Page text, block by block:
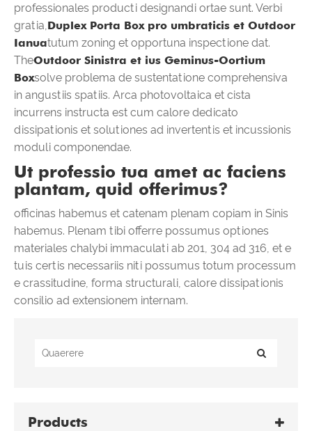
professionales producti designandi ortae sunt. Verbi
gratia, Duplex Porta Box pro umbraticis et Outdoor
Ianuatutum zoning et opportuna inspectione dat.
TheOutdoor Sinistra et ius Geminus-Oortium
Boxsolve problema de sustentatione comprehensiva
in angustiis spatiis. Arca photovoltaica et cista
incurrens instructa est cum calore dedicato
dissipationis et solutiones ad invertentis et incussionis
moduli componendae.
Ut professio tua amet ac faciens
plantam, quid offerimus?
officinas habemus et catenam plenam copiam in Sinis
habemus. Plenam tibi offerre possumus optiones
materiales chalybi immaculati ab 201, 304 ad 316, et e
tuis certis necessariis niti possumus totum processum
e crassitudine, forma structurali, calore dissipationis
consilio ad extensionem internam.
Products